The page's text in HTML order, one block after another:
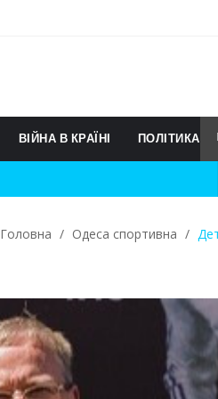
ВІЙНА В КРАЇНІ ПОЛІТИКА
Головна / Одеса спортивна /